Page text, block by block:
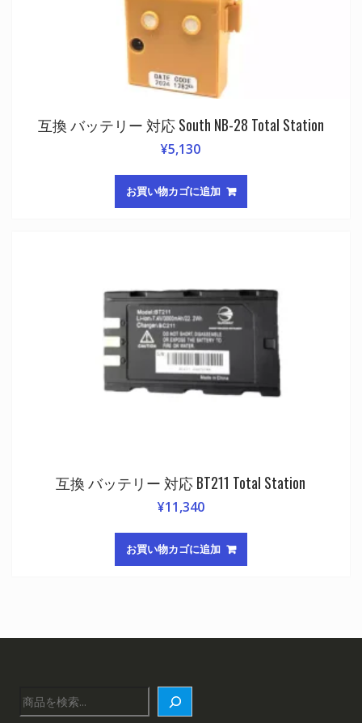
互換 バッテリー 対応 South NB-28 Total Station
¥5,130
お買い物カゴに追加
互換 バッテリー 対応 BT211 Total Station
¥11,340
お買い物カゴに追加
検
索